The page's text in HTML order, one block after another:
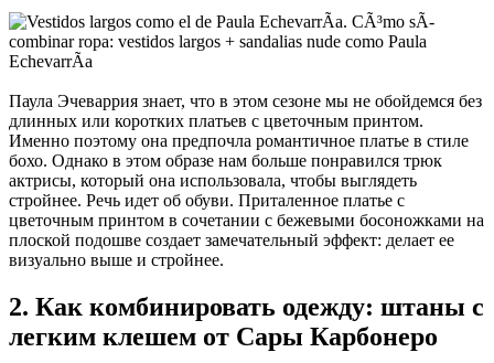
Паула Эчеваррия знает, что в этом сезоне мы не обойдемся без
длинных или коротких платьев с цветочным принтом.
Именно поэтому она предпочла романтичное платье в стиле
бохо. Однако в этом образе нам больше понравился трюк
актрисы, который она использовала, чтобы выглядеть
стройнее. Речь идет об обуви. Приталенное платье с
цветочным принтом в сочетании с бежевыми босоножками на
плоской подошве создает замечательный эффект: делает ее
визуально выше и стройнее.
2. Как комбинировать одежду: штаны с
легким клешем от Сары Карбонеро